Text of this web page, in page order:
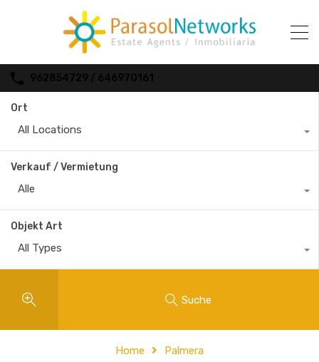
962854729 / 646970161
Ort
All Locations
Verkauf / Vermietung
Alle
Objekt Art
All Types
Suche
Home Palmera